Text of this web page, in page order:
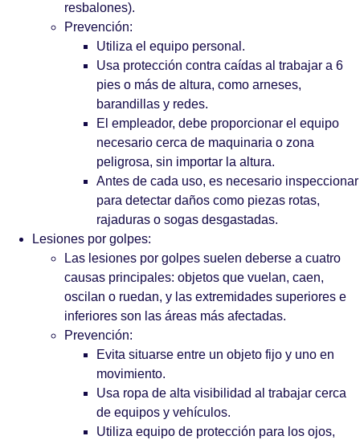
resbalones).
Prevención:
Utiliza el equipo personal.
Usa protección contra caídas al trabajar a 6
pies o más de altura, como arneses,
barandillas y redes.
El empleador, debe proporcionar el equipo
necesario cerca de maquinaria o zona
peligrosa, sin importar la altura.
Antes de cada uso, es necesario inspeccionar
para detectar daños como piezas rotas,
rajaduras o sogas desgastadas.
Lesiones por golpes:
Las lesiones por golpes suelen deberse a cuatro
causas principales: objetos que vuelan, caen,
oscilan o ruedan, y las extremidades superiores e
inferiores son las áreas más afectadas.
Prevención:
Evita situarse entre un objeto fijo y uno en
movimiento.
Usa ropa de alta visibilidad al trabajar cerca
de equipos y vehículos.
Utiliza equipo de protección para los ojos,